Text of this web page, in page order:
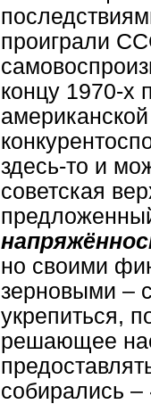
проиграли
концу 1970-х
здесь-то и
советская
но своими
зерновыми –
укрепиться,
решающее
собирались